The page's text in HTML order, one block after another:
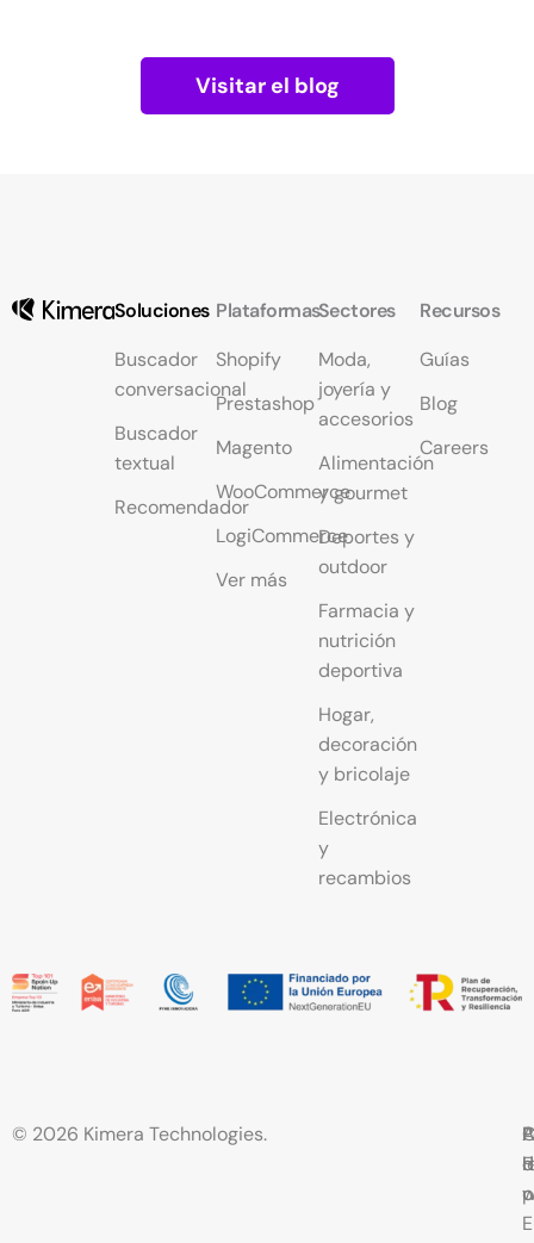
Visitar el blog
Soluciones
Buscador
conversacional
Buscador
textual
Recomendador
Plataformas
Shopify
Prestashop
Magento
WooCommerce
LogiCommerce
Ver más
Sectores
Moda,
joyería y
accesorios
Alimentación
y gourmet
Deportes y
outdoor
Farmacia y
nutrición
deportiva
Hogar,
decoración
y bricolaje
Electrónica
y
recambios
Recursos
Guías
Blog
Careers
© 2026 Kimera Technologies.